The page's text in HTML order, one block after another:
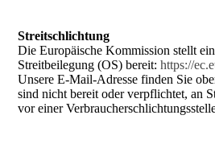
Streitschlichtung
Die Europäische Kommission stellt
Streitbeilegung (OS) bereit:https://
Unsere E-Mail-Adresse finden Sie
sind nicht bereit oder verpflichtet, an
vor einer